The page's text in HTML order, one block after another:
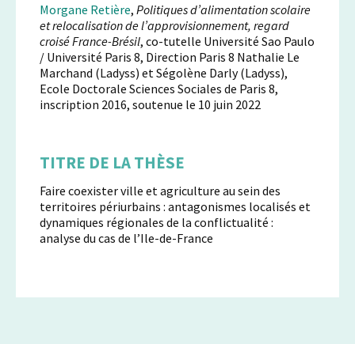
Morgane Retière, Politiques d’alimentation scolaire
et relocalisation de l’approvisionnement, regard
croisé France-Brésil, co-tutelle Université Sao Paulo
/ Université Paris 8, Direction Paris 8 Nathalie Le
Marchand (Ladyss) et Ségolène Darly (Ladyss),
Ecole Doctorale Sciences Sociales de Paris 8,
inscription 2016, soutenue le 10 juin 2022
TITRE DE LA THÈSE
Faire coexister ville et agriculture au sein des
territoires périurbains : antagonismes localisés et
dynamiques régionales de la conflictualité :
analyse du cas de l’Ile-de-France